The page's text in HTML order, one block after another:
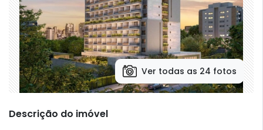
Ver todas as 24 fotos
Descrição do imóvel